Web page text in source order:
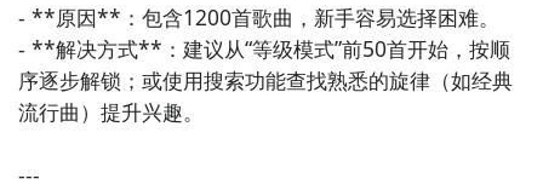
- **原因**：包含1200首歌曲，新手容易选择困难。
- **解决方式**：建议从“等级模式”前50首开始，按顺
序逐步解锁；或使用搜索功能查找熟悉的旋律（如经典
流行曲）提升兴趣。
---